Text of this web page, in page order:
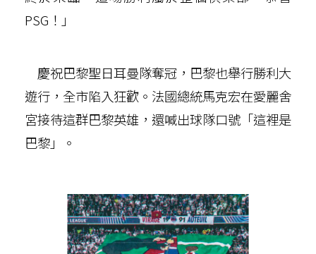
PSG！」
慶祝巴黎聖日耳曼隊奪冠，巴黎也舉行勝利大
遊行，全市陷入狂歡。法國總統馬克宏在愛麗舍
宮接待這群巴黎英雄，還喊出球隊口號「這裡是
巴黎」。